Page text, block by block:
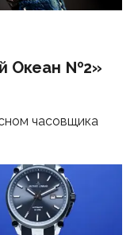
Океан №2»
часовщика